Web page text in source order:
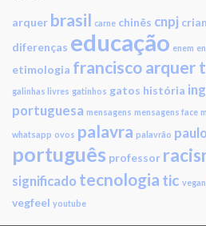
arquer brasil carne chinês cnpj
diferenças educação enem
etimologia francisco arquer
galinhas livres gatinhos gatos história
portuguesa mensagens mensagens face
whatsapp ovos palavra palavrão
português professor
significado tecnologia tic
vegfeel youtube